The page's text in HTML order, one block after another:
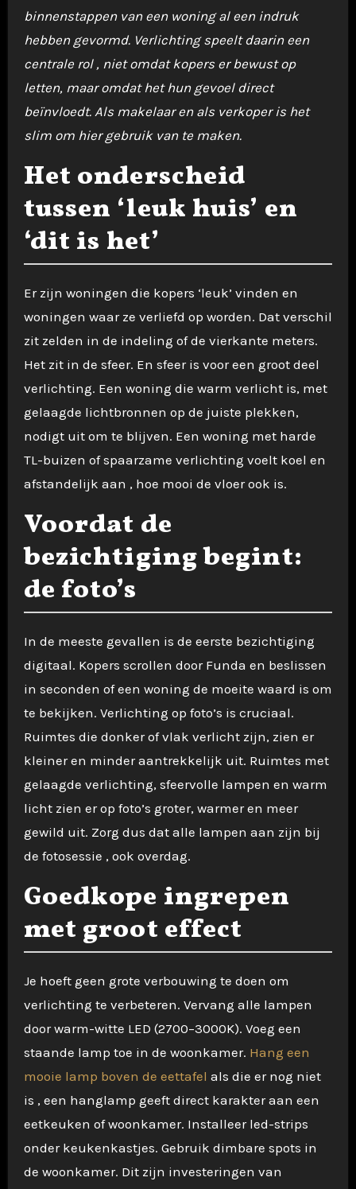
binnenstappen van een woning al een indruk
hebben gevormd. Verlichting speelt daarin een
centrale rol , niet omdat kopers er bewust op
letten, maar omdat het hun gevoel direct
beïnvloedt. Als makelaar en als verkoper is het
slim om hier gebruik van te maken.
Het onderscheid
tussen ‘leuk huis’ en
‘dit is het’
Er zijn woningen die kopers ‘leuk’ vinden en
woningen waar ze verliefd op worden. Dat verschil
zit zelden in de indeling of de vierkante meters.
Het zit in de sfeer. En sfeer is voor een groot deel
verlichting. Een woning die warm verlicht is, met
gelaagde lichtbronnen op de juiste plekken,
nodigt uit om te blijven. Een woning met harde
TL-buizen of spaarzame verlichting voelt koel en
afstandelijk aan , hoe mooi de vloer ook is.
Voordat de
bezichtiging begint:
de foto’s
In de meeste gevallen is de eerste bezichtiging
digitaal. Kopers scrollen door Funda en beslissen
in seconden of een woning de moeite waard is om
te bekijken. Verlichting op foto’s is cruciaal.
Ruimtes die donker of vlak verlicht zijn, zien er
kleiner en minder aantrekkelijk uit. Ruimtes met
gelaagde verlichting, sfeervolle lampen en warm
licht zien er op foto’s groter, warmer en meer
gewild uit. Zorg dus dat alle lampen aan zijn bij
de fotosessie , ook overdag.
Goedkope ingrepen
met groot effect
Je hoeft geen grote verbouwing te doen om
verlichting te verbeteren. Vervang alle lampen
door warm-witte LED (2700–3000K). Voeg een
staande lamp toe in de woonkamer. Hang een
mooie lamp boven de eettafel als die er nog niet
is , een hanglamp geeft direct karakter aan een
eetkeuken of woonkamer. Installeer led-strips
onder keukenkastjes. Gebruik dimbare spots in
de woonkamer. Dit zijn investeringen van